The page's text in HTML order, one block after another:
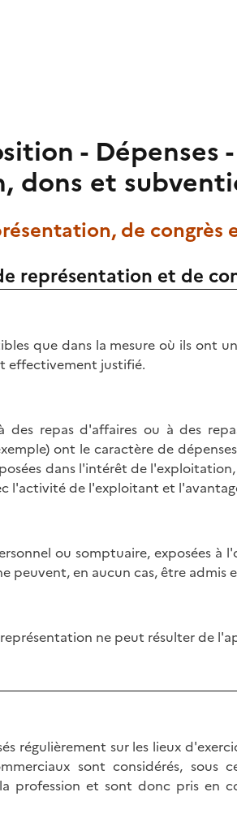
- Dépenses
dons et
de congrès
représentation et de
que dans la mesure où ils ont
effectivement justifié.
des repas d'affaires ou à des
ont le caractère de
dans l'intérêt de
l'activité de l'exploitant et
ou somptuaire, exposées à
peuvent, en aucun cas, être admis
ne peut résulter de
régulièrement sur les lieux
sont considérés, sous
profession et sont donc pris en